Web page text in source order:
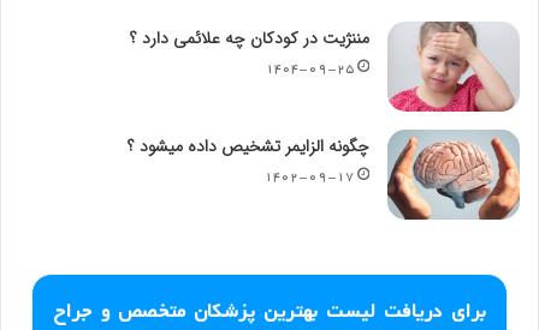
مننژیت در کودکان چه علائمی دارد ؟
۱۴۰۴-۰۹-۲۵
چگونه الزایمر تشخیص داده میشود ؟
۱۴۰۲-۰۹-۱۷
برای دریافت لیست بهترین پزشکان متخصص و جراح